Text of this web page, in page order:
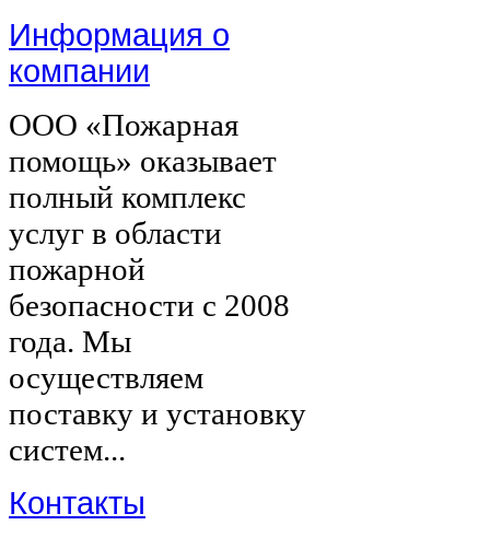
Информация о
компании
ООО «Пожарная
помощь» оказывает
полный комплекс
услуг в области
пожарной
безопасности с 2008
года. Мы
осуществляем
поставку и установку
систем...
Контакты